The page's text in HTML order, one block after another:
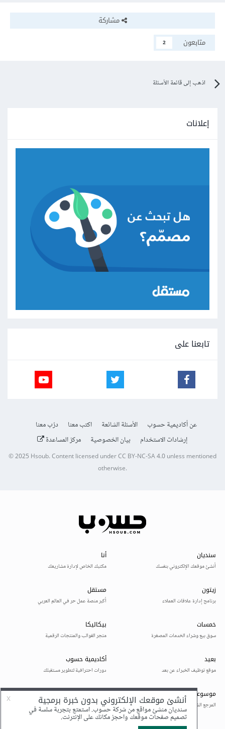
مشاركة
متابعون
2
اذهب إلى قائمة الأسئلة
إعلانات
تابعنا على
عن أكاديمية حسوب الأسئلة الشائعة اكتب معنا
درّب معنا
إرشادات الاستخدام
بيان الخصوصية مركز المساعدة
© 2025Hsoub.Content licensed underCC BY-NC-SA 4.0unless mentioned
otherwise.